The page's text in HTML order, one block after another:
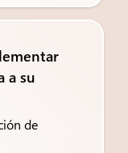
a su
de